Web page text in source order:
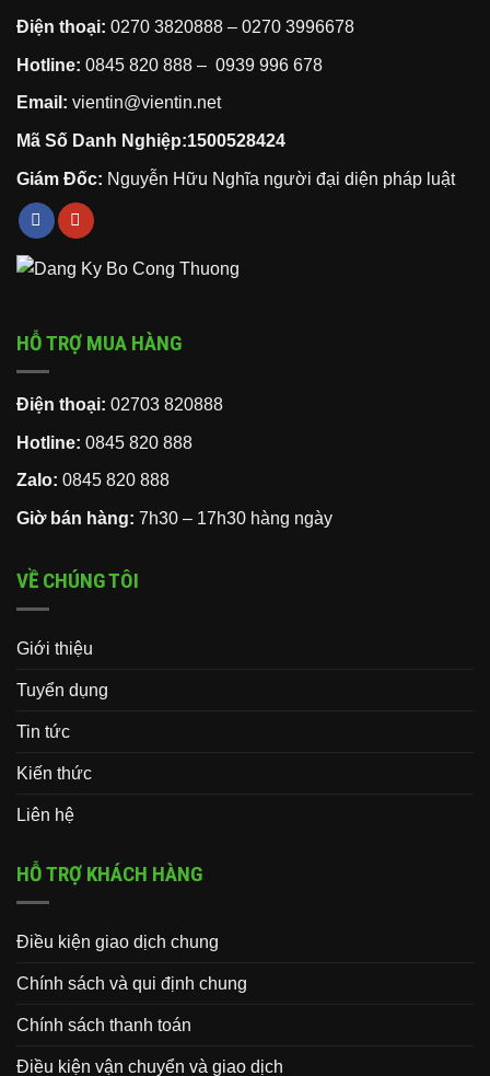
Điện thoại: 0270 3820888 – 0270 3996678
Hotline: 0845 820 888 – 0939 996 678
Email: vientin@vientin.net
Mã Số Danh Nghiệp:1500528424
Giám Đốc: Nguyễn Hữu Nghĩa người đại diện pháp luật
HỖ TRỢ MUA HÀNG
Điện thoại: 02703 820888
Hotline: 0845 820 888
Zalo: 0845 820 888
Giờ bán hàng: 7h30 – 17h30 hàng ngày
VỀ CHÚNG TÔI
Giới thiệu
Tuyển dụng
Tin tức
Kiến thức
Liên hệ
HỖ TRỢ KHÁCH HÀNG
Điều kiện giao dịch chung
Chính sách và qui định chung
Chính sách thanh toán
Điều kiện vận chuyển và giao dịch